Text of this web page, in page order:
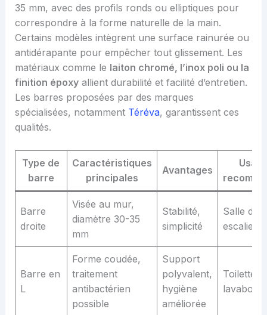
35 mm, avec des profils ronds ou elliptiques pour
correspondre à la forme naturelle de la main.
Certains modèles intègrent une surface rainurée ou
antidérapante pour empêcher tout glissement. Les
matériaux comme le laiton chromé, l’inox poli ou la
finition époxyallient durabilité et facilité d’entretien.
Les barres proposées par des marques
spécialisées, notamment Téréva, garantissent ces
qualités.
Type de
barre
Caractéristiques
principales
Avantages
Barre
droite
Visée au mur,
diamètre 30-35
mm
Stabilité,
simplicité
Salle de
escaliers
Barre en
L
Forme coudée,
traitement
antibactérien
possible
Support
polyvalent,
hygiène
améliorée
Toilettes,
lavabo